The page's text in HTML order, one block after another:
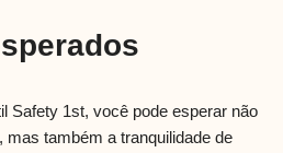
Safety 1st, você pode esperar não
também a tranquilidade de